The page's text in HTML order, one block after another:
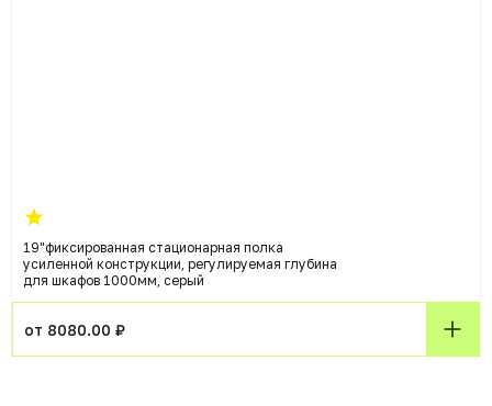
19"фиксированная стационарная полка
усиленной конструкции, регулируемая глубина
для шкафов 1000мм, серый
от 8080.00 ₽